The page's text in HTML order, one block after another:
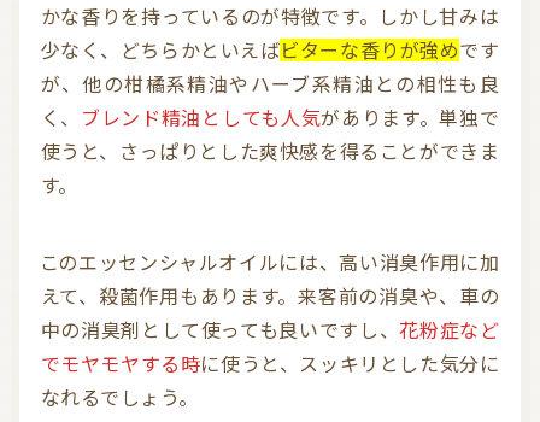
かな香りを持っているのが特徴です。しかし甘みは
少なく、どちらかといえばビターな香りが強めです
が、他の柑橘系精油やハーブ系精油との相性も良
く、
ブレンド精油としても人気があります。単独で
使うと、さっぱりとした爽快感を得ることができま
す。
このエッセンシャルオイルには、高い消臭作用に加
えて、殺菌作用もあります。来客前の消臭や、車の
中の消臭剤として使っても良いですし、花粉症など
でモヤモヤする時に使うと、スッキリとした気分に
なれるでしょう。